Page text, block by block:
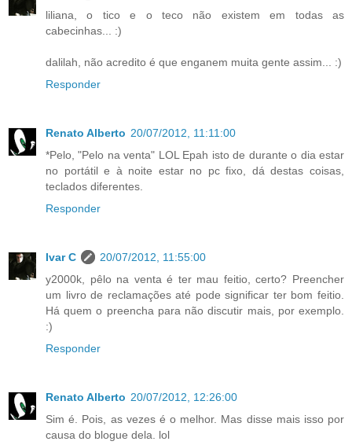
liliana, o tico e o teco não existem em todas as
cabecinhas... :)
dalilah, não acredito é que enganem muita gente assim... :)
Responder
Renato Alberto 20/07/2012, 11:11:00
*Pelo, "Pelo na venta" LOL Epah isto de durante o dia estar
no portátil e à noite estar no pc fixo, dá destas coisas,
teclados diferentes.
Responder
Ivar C
20/07/2012, 11:55:00
y2000k, pêlo na venta é ter mau feitio, certo? Preencher
um livro de reclamações até pode significar ter bom feitio.
Há quem o preencha para não discutir mais, por exemplo.
:)
Responder
Renato Alberto 20/07/2012, 12:26:00
Sim é. Pois, as vezes é o melhor. Mas disse mais isso por
causa do blogue dela. lol